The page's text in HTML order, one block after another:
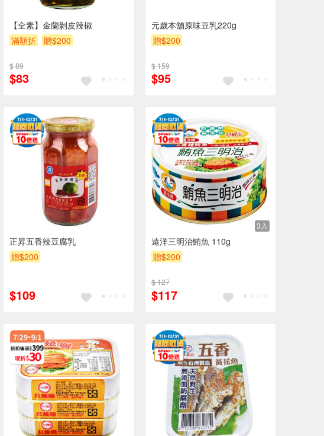
【全素】金蘭剝皮辣椒
滿額折
贈$200
$ 89
$83
元歲本舖原味豆乳220g
贈$200
$ 159
$95
正昇五香辣豆腐乳
贈$200
$109
3入
遠洋三明治鮪魚 110g
贈$200
$ 127
$117